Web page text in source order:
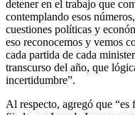
detener en el trabajo que
contemplando esos
cuestiones políticas y
eso reconocemos y vemos
cada partida de cada
transcurso del año, que
incertidumbre”.
Al respecto, agregó que